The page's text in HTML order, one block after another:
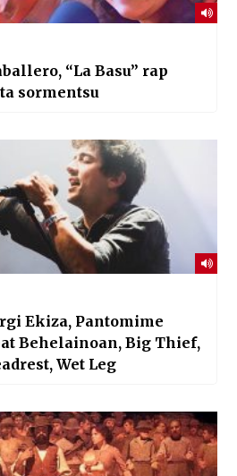
“La Basu” rap
sormentsu
Ekiza, Pantomime
Behelainoan, Big Thief,
Wet Leg